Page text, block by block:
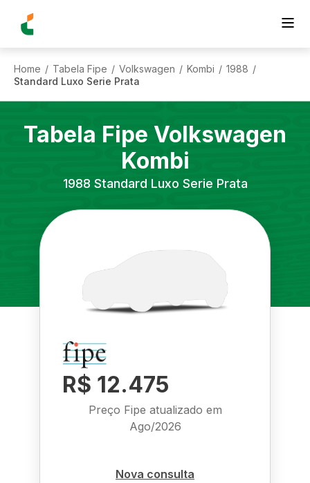
Home / Tabela Fipe / Volkswagen / Kombi / 1988 /
Standard Luxo Serie Prata
Tabela Fipe Volkswagen
Kombi
1988 Standard Luxo Serie Prata
R$ 12.475
Preço Fipe atualizado em
Ago/2026
Nova consulta